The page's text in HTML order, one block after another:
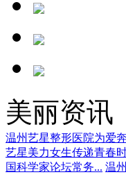
美丽资讯
温州艺星整形医院为爱
艺星美力女生传递青春
国科学家论坛常务... 温